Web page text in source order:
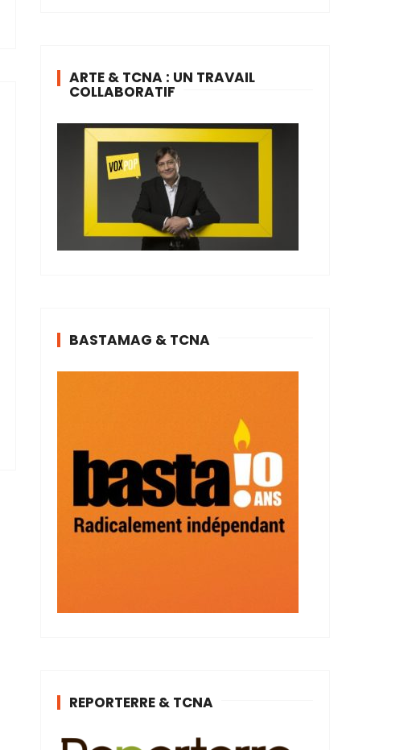
ARTE & TCNA : UN TRAVAIL
COLLABORATIF
BASTAMAG & TCNA
REPORTERRE & TCNA